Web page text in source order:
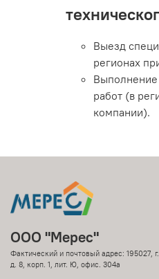
Выезд
регионах
работ (в
компании).
ООО "Мерес"
Фактический и почтовый адрес: 195027,
д. 8, корп. 1, лит. Ю, офис. 304а